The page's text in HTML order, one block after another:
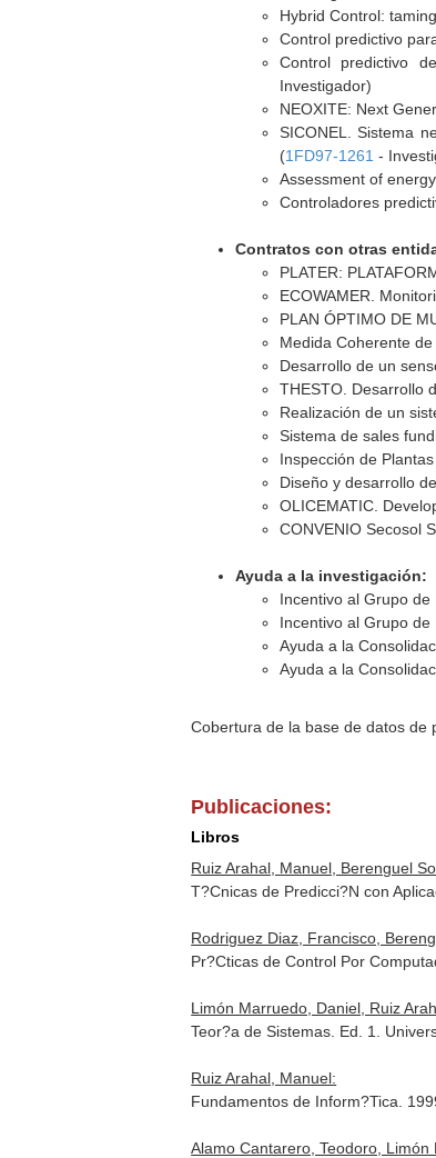
Hybrid Control:
Control predictivo
Control predictivo
Investigador)
NEOXITE: Next
SICONEL. Sistema
(1FD97-1261 -
Assessment of
Controladores
Contratos con otras
PLATER:
ECOWAMER.
PLAN ÓPTIMO DE
Medida Coherente
Desarrollo de un
THESTO. Desarrollo
Realización de un
Sistema de sales
Inspección de
Diseño y desarrollo
OLICEMATIC.
CONVENIO Secosol
Ayuda a la investigación:
Incentivo al Grupo
Incentivo al Grupo
Ayuda a la
Ayuda a la
Cobertura de la base de datos de
Publicaciones:
Libros
Ruiz Arahal, Manuel, Berenguel
T?Cnicas de Predicci?N con
Rodriguez Diaz, Francisco,
Pr?Cticas de Control Por
Limón Marruedo, Daniel, Ruiz
Teor?a de Sistemas. Ed. 1.
Ruiz Arahal, Manuel:
Fundamentos de Inform?Tica.
Alamo Cantarero, Teodoro,